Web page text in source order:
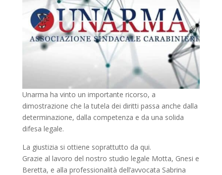
Unarma ha vinto un importante ricorso, a
dimostrazione che la tutela dei diritti passa anche dalla
determinazione, dalla competenza e da una solida
difesa legale.
La giustizia si ottiene soprattutto da qui.
Grazie al lavoro del nostro studio legale Motta, Gnesi e
Beretta, e alla professionalità dell’avvocata Sabrina